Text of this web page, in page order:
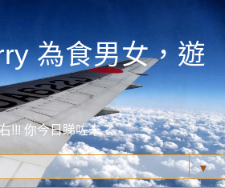
為食男女，遊
!!! 你今日睇咗未？
▼